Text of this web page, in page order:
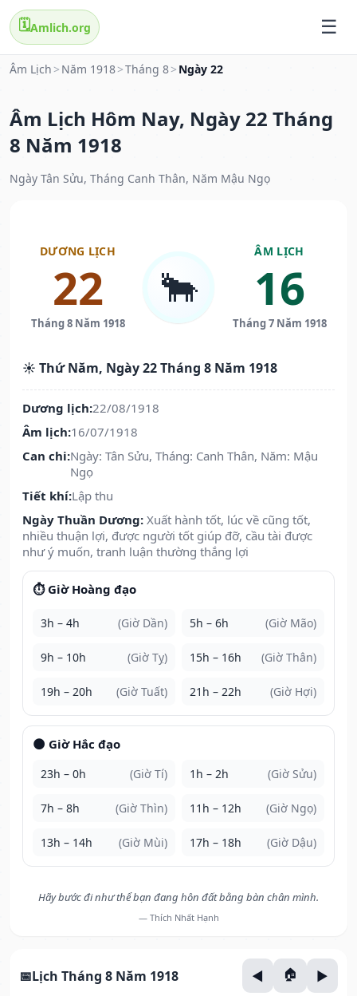
🗓️Amlich.org
Âm Lịch > Năm 1918>Tháng 8> Ngày 22
Âm Lịch Hôm Nay, Ngày 22 Tháng
8 Năm 1918
Ngày Tân Sửu, Tháng Canh Thân, Năm Mậu Ngọ
DƯƠNG LỊCH
22
Tháng 8 Năm 1918
🐂
ÂM LỊCH
16
Tháng 7 Năm 1918
☀️ Thứ Năm, Ngày 22 Tháng 8 Năm 1918
Dương lịch:22/08/1918
Âm lịch:16/07/1918
Can chi:Ngày: Tân Sửu, Tháng: Canh Thân, Năm: Mậu
Ngọ
Tiết khí:Lập thu
Ngày Thuần Dương: Xuất hành tốt, lúc về cũng tốt,
nhiều thuận lợi, được người tốt giúp đỡ, cầu tài được
như ý muốn, tranh luận thường thắng lợi
⏱️ Giờ Hoàng đạo
3h – 4h (Giờ Dần) 5h – 6h (Giờ Mão)
9h – 10h (Giờ Tỵ) 15h – 16h (Giờ Thân)
19h – 20h (Giờ Tuất) 21h – 22h (Giờ Hợi)
🌑 Giờ Hắc đạo
23h – 0h (Giờ Tí) 1h – 2h (Giờ Sửu)
7h – 8h (Giờ Thìn) 11h – 12h (Giờ Ngọ)
13h – 14h (Giờ Mùi) 17h – 18h (Giờ Dậu)
Hãy bước đi như thể bạn đang hôn đất bằng bàn chân mình.
— Thích Nhất Hạnh
Lịch Tháng 8 Năm 1918